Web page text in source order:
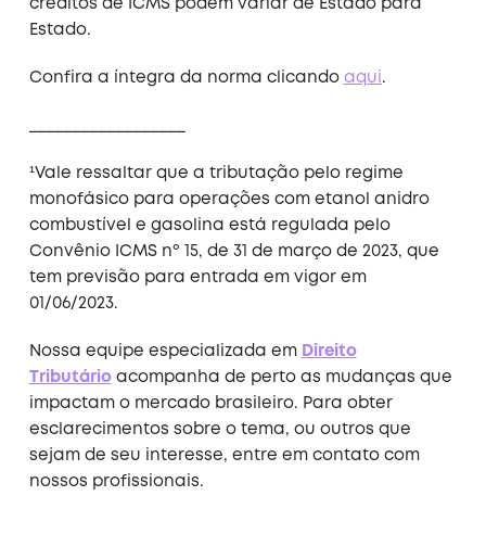
créditos de ICMS podem variar de Estado para
Estado.
Confira a íntegra da norma clicando aqui .
¹Vale ressaltar que a tributação pelo regime
monofásico para operações com etanol anidro
combustível e gasolina está regulada pelo
Convênio ICMS nº 15, de 31 de março de 2023, que
tem previsão para entrada em vigor em
01/06/2023.
Nossa equipe especializada em Direito
Tributário acompanha de perto as mudanças que
impactam o mercado brasileiro. Para obter
esclarecimentos sobre o tema, ou outros que
sejam de seu interesse, entre em contato com
nossos profissionais.